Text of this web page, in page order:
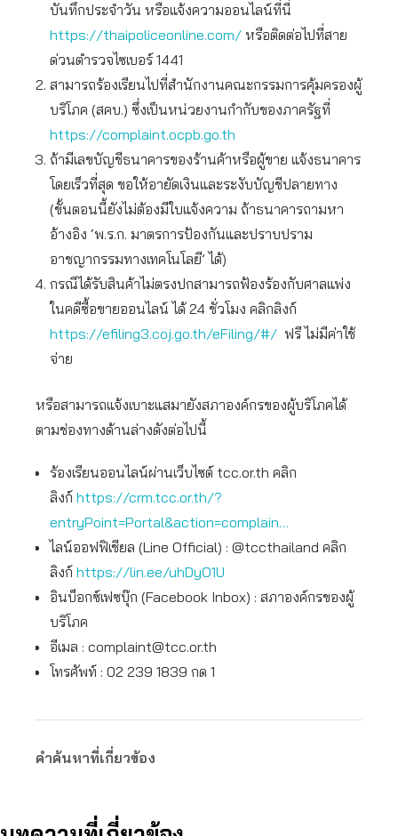
บันทึกประจำวัน หรือแจ้งความออนไลน์ที่นี่
https://thaipoliceonline.com/ หรือติดต่อไปที่สาย
ด่วนตำรวจไซเบอร์ 1441
สามารถร้องเรียนไปที่สำนักงานคณะกรรมการคุ้มครองผู้
บริโภค (สคบ.) ซึ่งเป็นหน่วยงานกำกับของภาครัฐที่
https://complaint.ocpb.go.th
ถ้ามีเลขบัญชีธนาคารของร้านค้าหรือผู้ขาย แจ้งธนาคาร
โดยเร็วที่สุด ขอให้อายัดเงินและระงับบัญชีปลายทาง
(ขั้นตอนนี้ยังไม่ต้องมีใบแจ้งความ ถ้าธนาคารถามหา
อ้างอิง ‘พ.ร.ก. มาตรการป้องกันและปราบปราม
อาชญากรรมทางเทคโนโลยี’ ได้)
กรณีได้รับสินค้าไม่ตรงปกสามารถฟ้องร้องกับศาลแพ่ง
ในคดีซื้อขายออนไลน์ ได้ 24 ชั่วโมง คลิกลิงก์
https://efiling3.coj.go.th/eFiling/#/ ฟรี ไม่มีค่าใช้
จ่าย
หรือสามารถแจ้งเบาะแสมายังสภาองค์กรของผู้บริโภคได้
ตามช่องทางด้านล่างดังต่อไปนี้
ร้องเรียนออนไลน์ผ่านเว็บไซต์ tcc.or.th คลิก
ลิงก์ https://crm.tcc.or.th/?
entryPoint=Portal&action=complain…
ไลน์ออฟฟิเชียล (Line Official) : @tccthailand คลิก
ลิงก์ https://lin.ee/uhDyO1U
อินบ็อกซ์เฟซบุ๊ก (Facebook Inbox) : สภาองค์กรของผู้
บริโภค
อีเมล : complaint@tcc.or.th
โทรศัพท์ : 02 239 1839 กด 1
คำค้นหาที่เกี่ยวข้อง